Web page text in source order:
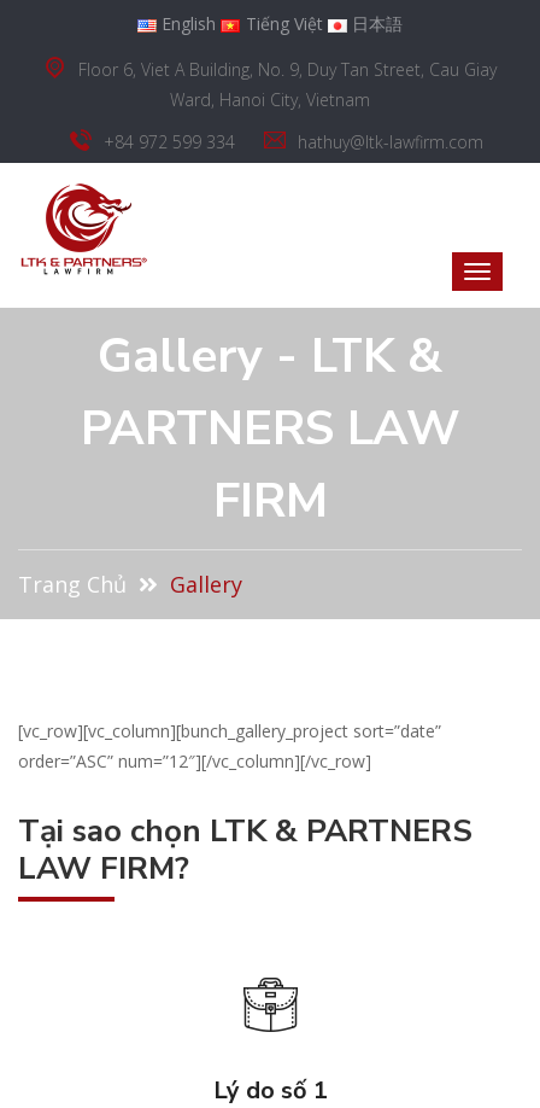
English Tiếng Việt
日本語
Floor 6, Viet A Building, No. 9, Duy Tan Street, Cau Giay
Ward, Hanoi City, Vietnam
+84 972 599 334
hathuy@ltk-lawfirm.com
Gallery - LTK &
PARTNERS LAW
FIRM
Trang Chủ Gallery
[vc_row][vc_column][bunch_gallery_project sort=”date”
order=”ASC” num=”12″][/vc_column][/vc_row]
Tại sao chọn LTK & PARTNERS
LAW FIRM?
Lý do số 1